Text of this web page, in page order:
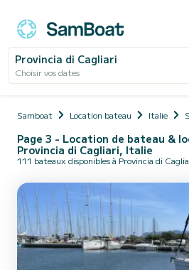
Provincia di Cagliari
Choisir vos dates
Samboat Location bateau Italie
Page 3 - Location de bateau &
Provincia di Cagliari, Italie
111 bateaux disponibles à Provincia di